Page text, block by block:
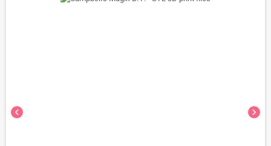
chevron_left chevron_right